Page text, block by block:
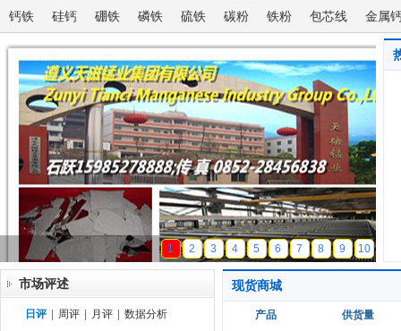
钙铁 硅钙 硼铁 磷铁 硫铁 碳粉 铁粉 包芯线 金属
天磁锰业
1 2 3 4 5 6 7 8 9 10
市场评述
日评 周评 月评 数据分析
现货商城
产品
供货量